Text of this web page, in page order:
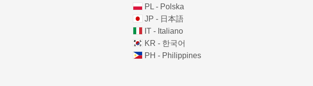
PL - Polska
JP - 日本語
IT - Italiano
KR - 한국어
PH - Philippines